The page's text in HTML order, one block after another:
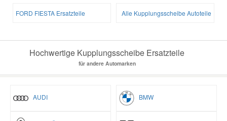
FORD FIESTA Ersatzteile Alle Kupplungsscheibe Autoteile
Hochwertige Kupplungsscheibe Ersatzteile
für andere Automarken
AUDI BMW